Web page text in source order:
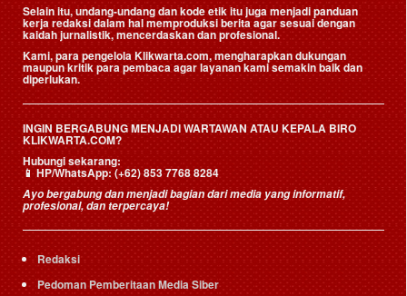
Selain itu, undang-undang dan kode etik itu juga menjadi panduan
kerja redaksi dalam hal memproduksi berita agar sesuai dengan
kaidah jurnalistik, mencerdaskan dan profesional.
Kami, para pengelola Klikwarta.com, mengharapkan dukungan
maupun kritik para pembaca agar layanan kami semakin baik dan
diperlukan.
INGIN BERGABUNG MENJADI WARTAWAN ATAU KEPALA BIRO
KLIKWARTA.COM?
Hubungi sekarang:
📱HP/WhatsApp:(+62) 853 7768 8284
Ayo bergabung dan menjadi bagian dari media yang informatif,
profesional, dan terpercaya!
Redaksi
Pedoman Pemberitaan Media Siber